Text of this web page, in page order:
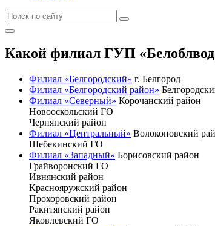
Какой филиал ГУП
Филиал «Белгородский» г. Белгород
Филиал «Белгородский район»
Филиал «Северный» Корочанский район
Новооскольский ГО
Чернянский район
Филиал «Центральный» Волоконовский
Шебекинский ГО
Филиал «Западный» Борисовский район
Грайворонский ГО
Ивнянский район
Краснояружский район
Прохоровский район
Ракитянский район
Яковлевский ГО